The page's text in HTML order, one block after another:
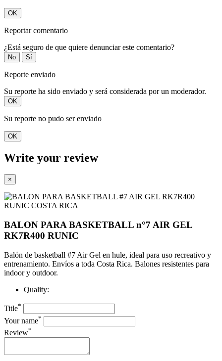
OK
Reportar comentario
¿Está seguro de que quiere denunciar este comentario?
No Sí
Reporte enviado
Su reporte ha sido enviado y será considerada por un moderador.
OK
Su reporte no pudo ser enviado
OK
Write your review
×
BALON PARA BASKETBALL n°7 AIR GEL
RK7R400 RUNIC
Balón de basketball #7 Air Gel en hule, ideal para uso recreativo y
entrenamiento. Envíos a toda Costa Rica. Balones resistentes para
indoor y outdoor.
Quality:
Title*
Your name*
Review*